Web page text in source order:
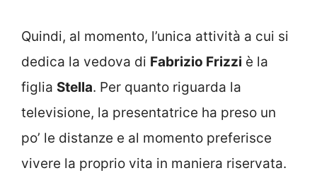
Quindi, al momento, l’unica attività a cui si
dedica la vedova di Fabrizio Frizzi è la
figlia Stella. Per quanto riguarda la
televisione, la presentatrice ha preso un
po’ le distanze e al momento preferisce
vivere la proprio vita in maniera riservata.